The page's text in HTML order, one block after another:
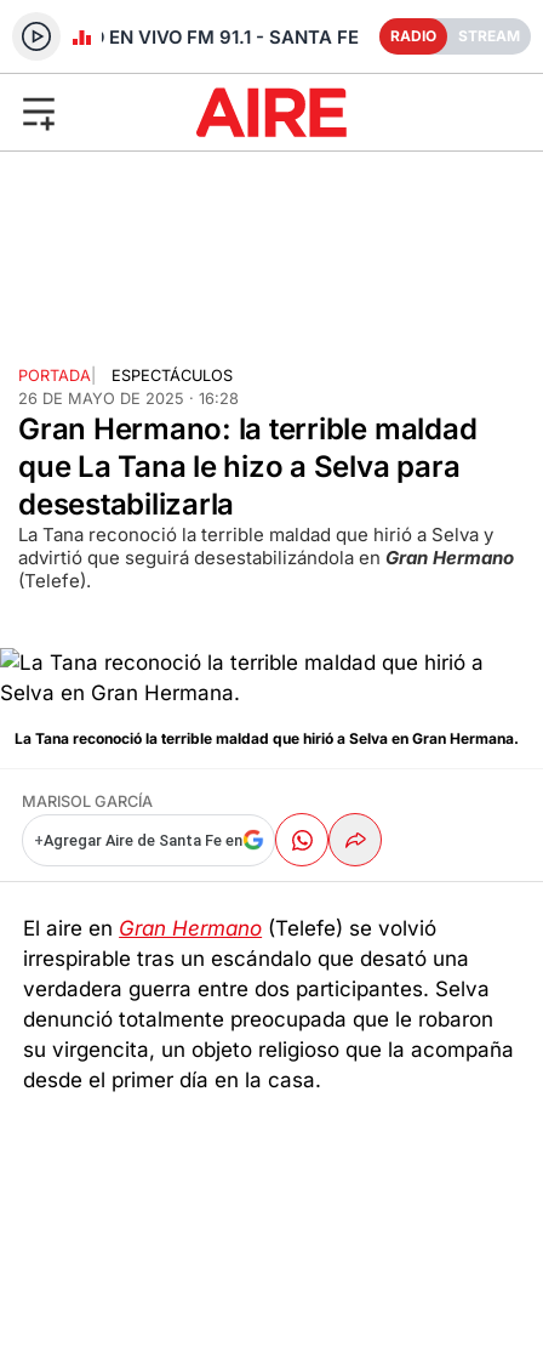
RADIO EN VIVO FM 91.1 - SANTA FE RADIO STREAM
PORTADA
ESPECTÁCULOS
26 DE MAYO DE 2025 · 16:28
Gran Hermano: la terrible maldad
que La Tana le hizo a Selva para
desestabilizarla
La Tana reconoció la terrible maldad que hirió a Selva y
advirtió que seguirá desestabilizándola en Gran Hermano
(Telefe).
La Tana reconoció la terrible maldad que hirió a Selva en Gran Hermana.
MARISOL GARCÍA
+Agregar Aire de Santa Fe en
El aire en Gran Hermano (Telefe) se volvió
irrespirable tras un escándalo que desató una
verdadera guerra entre dos participantes. Selva
denunció totalmente preocupada que le robaron
su virgencita, un objeto religioso que la acompaña
desde el primer día en la casa.